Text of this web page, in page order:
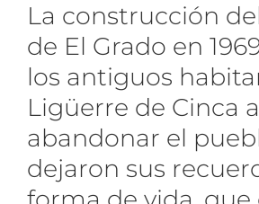
La construcción
de El Grado en
los antiguos
Ligüerre de Cinca a
abandonar el
dejaron sus